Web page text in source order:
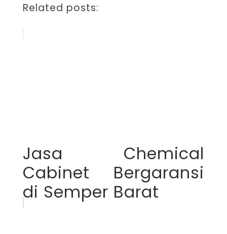
Related posts:
Jasa Chemical
Cabinet Bergaransi
di Semper Barat